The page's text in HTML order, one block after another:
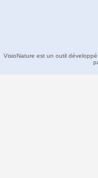
VisioNature est un outil